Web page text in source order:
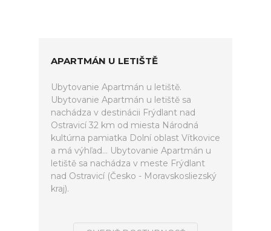
APARTMÁN U LETIŠTĚ
Ubytovanie Apartmán u letiště.
Ubytovanie Apartmán u letiště sa
nachádza v destinácii Frýdlant nad
Ostravicí 32 km od miesta Národná
kultúrna pamiatka Dolní oblast Vítkovice
a má výhľad... Ubytovanie Apartmán u
letiště sa nachádza v meste Frýdlant
nad Ostravicí (Česko - Moravskosliezský
kraj).